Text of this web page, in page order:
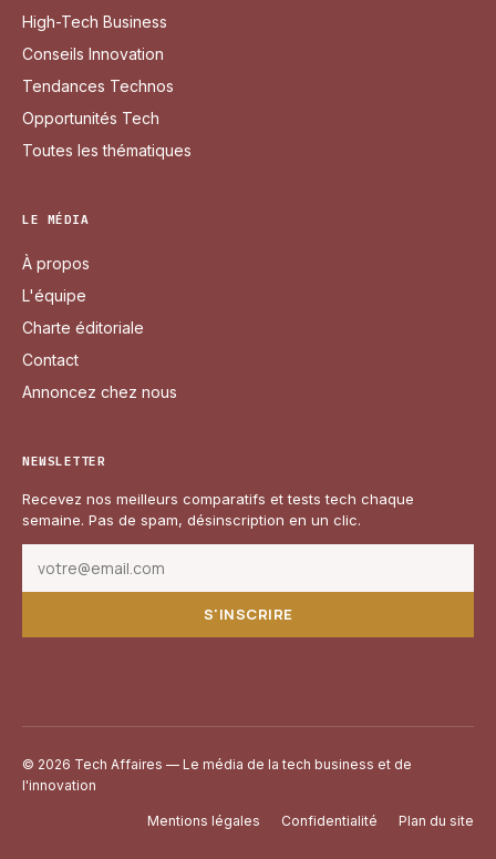
High-Tech Business
Conseils Innovation
Tendances Technos
Opportunités Tech
Toutes les thématiques
LE MÉDIA
À propos
L'équipe
Charte éditoriale
Contact
Annoncez chez nous
NEWSLETTER
Recevez nos meilleurs comparatifs et tests tech chaque
semaine. Pas de spam, désinscription en un clic.
S'INSCRIRE
© 2026 Tech Affaires — Le média de la tech business et de
l'innovation
Mentions légales Confidentialité Plan du site